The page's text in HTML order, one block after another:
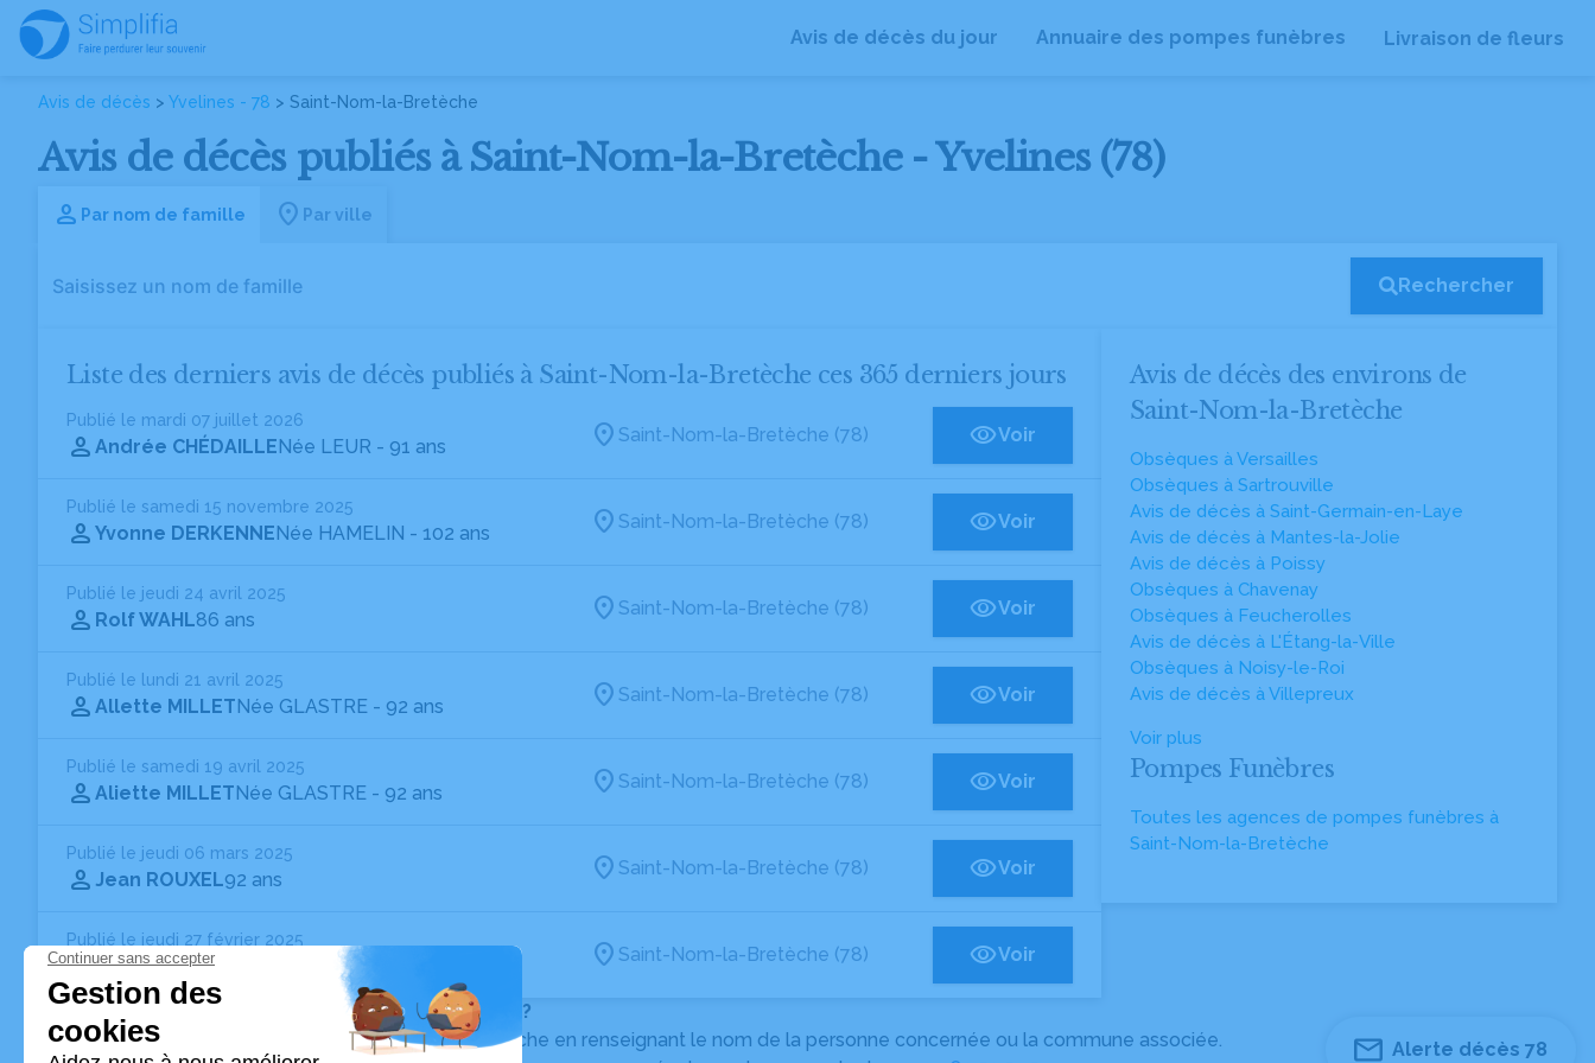
Avis de décès du jour Annuaire des pompes funèbres Livraison de fleurs
Avis de décès > Yvelines - 78 > Saint-Nom-la-Bretèche
Avis de décès publiés à Saint-Nom-la-Bretèche - Yvelines (78)
Par nom de famille Par ville
Rechercher
Liste des derniers avis de décès publiés à Saint-Nom-la-Bretèche ces 365 derniers jours
Publié le mardi 07 juillet 2026
Andrée CHÉDAILLENée LEUR - 91 ans
Saint-Nom-la-Bretèche (78) Voir
Publié le samedi 15 novembre 2025
Yvonne DERKENNENée HAMELIN - 102 ans
Saint-Nom-la-Bretèche (78) Voir
Publié le jeudi 24 avril 2025
Rolf WAHL86 ans
Saint-Nom-la-Bretèche (78) Voir
Publié le lundi 21 avril 2025
Allette MILLETNée GLASTRE - 92 ans
Saint-Nom-la-Bretèche (78) Voir
Publié le samedi 19 avril 2025
Aliette MILLETNée GLASTRE - 92 ans
Saint-Nom-la-Bretèche (78) Voir
Publié le jeudi 06 mars 2025
Jean ROUXEL92 ans
Saint-Nom-la-Bretèche (78) Voir
Publié le jeudi 27 février 2025
Dominique MARMISSOLLE-DAGUERRE
Saint-Nom-la-Bretèche (78) Voir
Avis de décès des environs de
Saint-Nom-la-Bretèche
Obsèques à Versailles
Obsèques à Sartrouville
Avis de décès à Saint-Germain-en-Laye
Avis de décès à Mantes-la-Jolie
Avis de décès à Poissy
Obsèques à Chavenay
Obsèques à Feucherolles
Avis de décès à L'Étang-la-Ville
Obsèques à Noisy-le-Roi
Avis de décès à Villepreux
Voir plus
Pompes Funèbres
Toutes les agences de pompes funèbres à
Saint-Nom-la-Bretèche
Vous ne trouvez pas l’avis de décès recherché ?
Pour affiner votre recherche, utilisez la barre de recherche en renseignant le nom de la personne concernée ou la commune associée.
Alerte décès 78